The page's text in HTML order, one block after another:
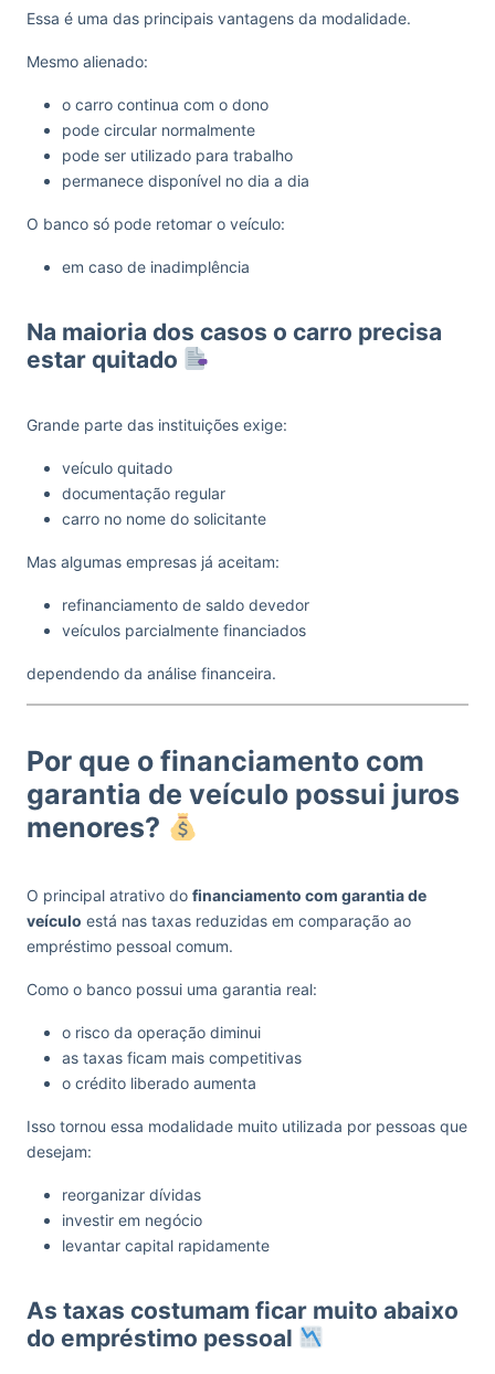
Essa é uma das principais vantagens da modalidade.
Mesmo alienado:
o carro continua com o dono
pode circular normalmente
pode ser utilizado para trabalho
permanece disponível no dia a dia
O banco só pode retomar o veículo:
em caso de inadimplência
Na maioria dos casos o carro precisa
estar quitado
Grande parte das instituições exige:
veículo quitado
documentação regular
carro no nome do solicitante
Mas algumas empresas já aceitam:
refinanciamento de saldo devedor
veículos parcialmente financiados
dependendo da análise financeira.
Por que o financiamento com
garantia de veículo possui juros
menores?
O principal atrativo do financiamento com garantia de
veículo está nas taxas reduzidas em comparação ao
empréstimo pessoal comum.
Como o banco possui uma garantia real:
o risco da operação diminui
as taxas ficam mais competitivas
o crédito liberado aumenta
Isso tornou essa modalidade muito utilizada por pessoas que
desejam:
reorganizar dívidas
investir em negócio
levantar capital rapidamente
As taxas costumam ficar muito abaixo
do empréstimo pessoal